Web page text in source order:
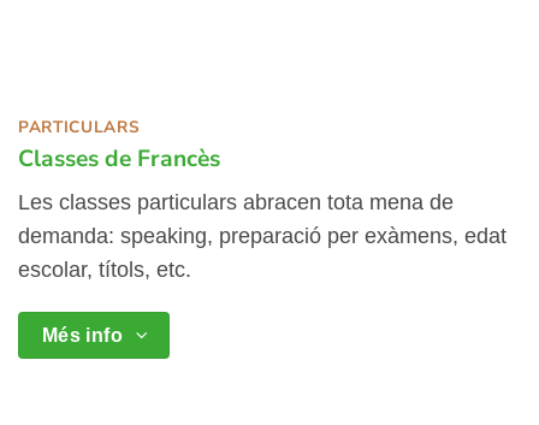
PARTICULARS
Classes de Francès
Les classes particulars abracen tota mena de
demanda: speaking, preparació per exàmens, edat
escolar, títols, etc.
Més info